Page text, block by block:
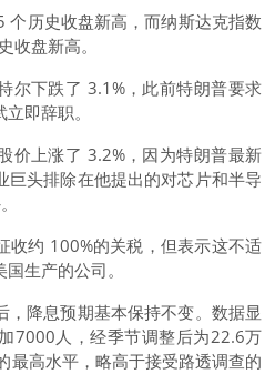
历史收盘新高，而纳斯达克指数
盘新高。
尔下跌了 3.1%，此前特朗普要求
即辞职。
价上涨了 3.2%，因为特朗普最新
巨头排除在他提出的对芯片和半导
收约 100%的关税，但表示这不适
生产的公司。
，降息预期基本保持不变。数据显
7000人，经季节调整后为22.6万
最高水平，略高于接受路透调查的